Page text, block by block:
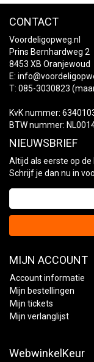
CONTACT
Voordeligopweg.nl
Prins Bernhardweg 2
8453 XB Oranjewoud
E:
T: 085-3030823
KvK nummer:
BTW nummer:
NIEUWSBRIEF
Altijd als eerste op de
Schrijf je dan nu in
MIJN ACCOUNT
Account informatie
Mijn bestellingen
Mijn tickets
Mijn verlanglijst
WebwinkelKeur